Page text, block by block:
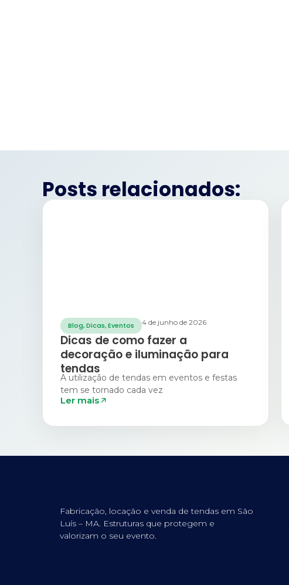
Posts relacionados:
Blog,Dicas,Eventos 4 de junho de 2026
Dicas de como fazer a
decoração e iluminação para
tendas
A utilização de tendas em eventos e festas
tem se tornado cada vez
Ler mais
Fabricação, locação e venda de tendas em São
Luís – MA. Estruturas que protegem e
valorizam o seu evento.